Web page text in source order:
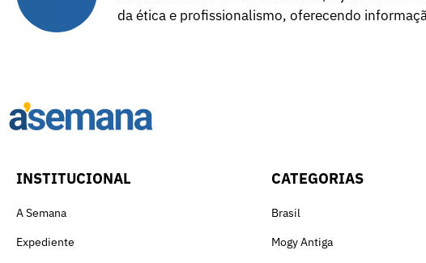
da ética e profissionalismo, oferecendo
INSTITUCIONAL
A Semana
Expediente
CATEGORIAS
Brasil
Mogy Antiga